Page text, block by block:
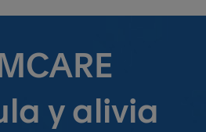
y alivia